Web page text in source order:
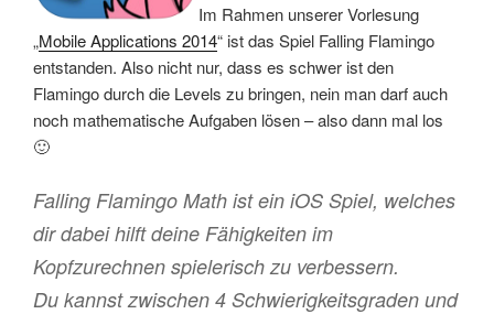
Im Rahmen unserer Vorlesung
„Mobile Applications 2014“ ist das Spiel Falling Flamingo
entstanden. Also nicht nur, dass es schwer ist den
Flamingo durch die Levels zu bringen, nein man darf auch
noch mathematische Aufgaben lösen – also dann mal los
🙂
Falling Flamingo Math ist ein iOS Spiel, welches
dir dabei hilft deine Fähigkeiten im
Kopfzurechnen spielerisch zu verbessern.
Du kannst zwischen 4 Schwierigkeitsgraden und